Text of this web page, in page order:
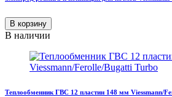
В корзину
В наличии
Теплообменник ГВС 12 пластин 148 мм Viessmann/